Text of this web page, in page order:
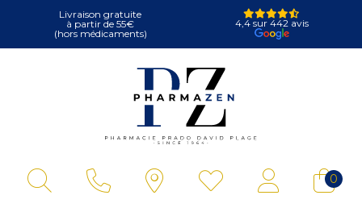
Livraison gratuite
à partir de 55€
(hors médicaments)
4,4 sur 442 avis
0